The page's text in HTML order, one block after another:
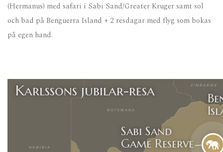
(Hermanus) med safari i Sabi Sand/Greater Kruger samt sol
och bad på Benguerra Island + 2 resdagar med flyg som bokas
på egen hand.
Karlssons jubilar-resa ZIMBABWE
BOTSWANA
Sabi Sand
Game Reserve
NAMIBIA